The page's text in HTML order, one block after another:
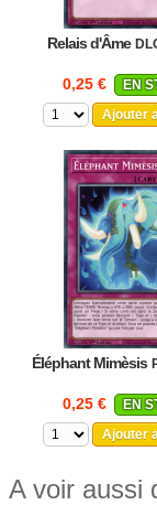
Relais d'Âme
0,25 €
EN
Ajouter
Éléphant Mimèsis
0,25 €
EN
Ajouter
A voir aussi